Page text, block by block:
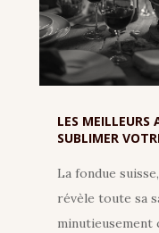
LES MEILLEURS
SUBLIMER
La fondue
révèle toute sa
minutieusement